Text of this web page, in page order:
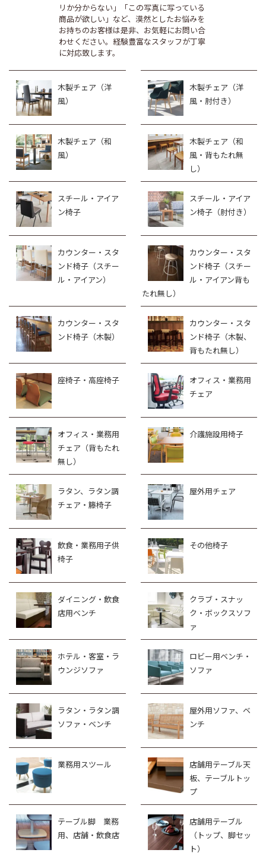
リか分からない」「この写真に写っている
商品が欲しい」など、漠然としたお悩みを
お持ちのお客様は是非、お気軽にお問い合
わせください。経験豊富なスタッフが丁寧
に対応致します。
木製チェア（洋
風）
木製チェア（洋
風・肘付き）
木製チェア（和
風）
木製チェア（和
風・背もたれ無
し）
スチール・アイア
ン椅子
スチール・アイア
ン椅子（肘付き）
カウンター・スタ
ンド椅子（スチー
ル・アイアン）
カウンター・スタ
ンド椅子（スチー
ル・アイアン背も
たれ無し）
カウンター・スタ
ンド椅子（木製）
カウンター・スタ
ンド椅子（木製、
背もたれ無し）
座椅子・高座椅子
オフィス・業務用
チェア
オフィス・業務用
チェア（背もたれ
無し）
介護施設用椅子
ラタン、ラタン調
チェア・籐椅子
屋外用チェア
飲食・業務用子供
椅子
その他椅子
ダイニング・飲食
店用ベンチ
クラブ・スナッ
ク・ボックスソフ
ァ
ホテル・客室・ラ
ウンジソファ
ロビー用ベンチ・
ソファ
ラタン・ラタン調
ソファ・ベンチ
屋外用ソファ、ベ
ンチ
業務用スツール
店舗用テーブル天
板、テーブルトッ
プ
テーブル脚 業務
用、店舗・飲食店
店舗用テーブル
（トップ、脚セッ
ト）